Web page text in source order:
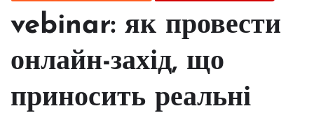
vebinar: як провести
онлайн-захід, що
приносить реальні